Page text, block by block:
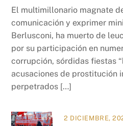
El multimillonario magnate
comunicación y exprimer
Berlusconi, ha muerto de
por su participación en
corrupción, sórdidas fiestas
acusaciones de prostitución
perpetrados […]
2 DICIEMBRE,